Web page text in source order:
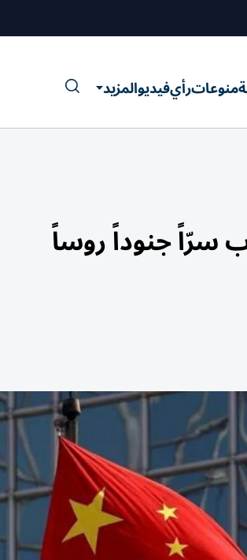
منوعاترأيفيديوالمزيد
سرّاً جنوداً روساً